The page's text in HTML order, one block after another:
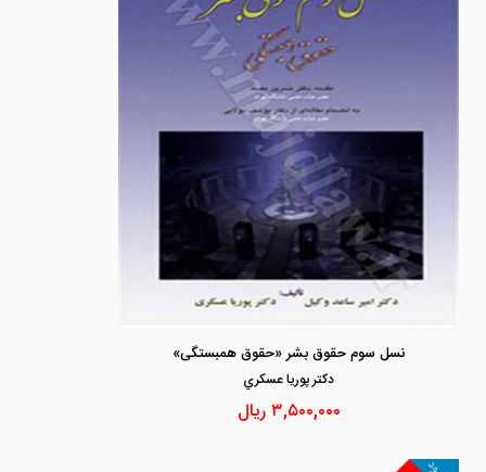
نسل سوم حقوق بشر «حقوق همبستگی»
دكتر پوريا عسكري
۳,۵۰۰,۰۰۰ریال